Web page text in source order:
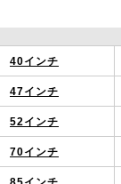
40インチ
47インチ
52インチ
70インチ